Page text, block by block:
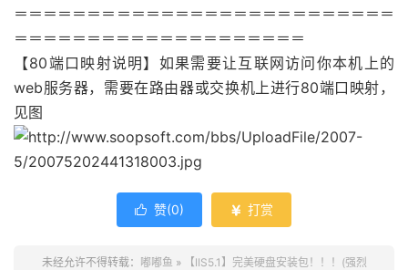
＝＝＝＝＝＝＝＝＝＝＝＝＝＝＝＝＝＝＝＝＝＝＝＝＝＝
＝＝＝＝＝＝＝＝＝＝＝＝＝＝＝＝＝＝＝＝
【80端口映射说明】如果需要让互联网访问你本机上的
web服务器，需要在路由器或交换机上进行80端口映射，
见图
 赞(0)  打赏
未经允许不得转载： 嘟嘟鱼 »
【IIS5.1】完美硬盘安装包！！！(强烈